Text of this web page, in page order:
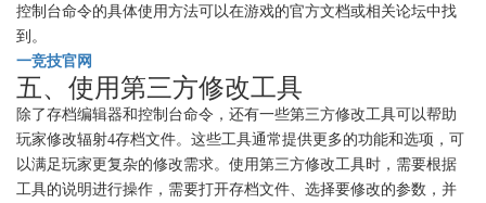
控制台命令的具体使用方法可以在游戏的官方文档或相关论坛中找
到。
一竞技官网
五、使用第三方修改工具
除了存档编辑器和控制台命令，还有一些第三方修改工具可以帮助
玩家修改辐射4存档文件。这些工具通常提供更多的功能和选项，可
以满足玩家更复杂的修改需求。使用第三方修改工具时，需要根据
工具的说明进行操作，需要打开存档文件、选择要修改的参数，并